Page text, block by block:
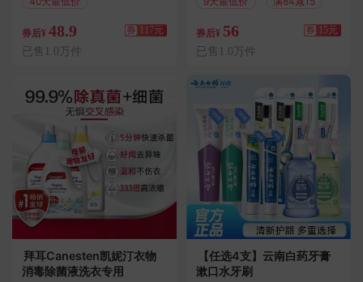
券后¥ 48.9 券 117元
已售1.0万件
拜耳Canesten凯妮汀衣物
消毒除菌液洗衣专用
券后¥ 56 券 15元
已售1.0万件
【任选4支】云南白药牙膏
漱口水牙刷